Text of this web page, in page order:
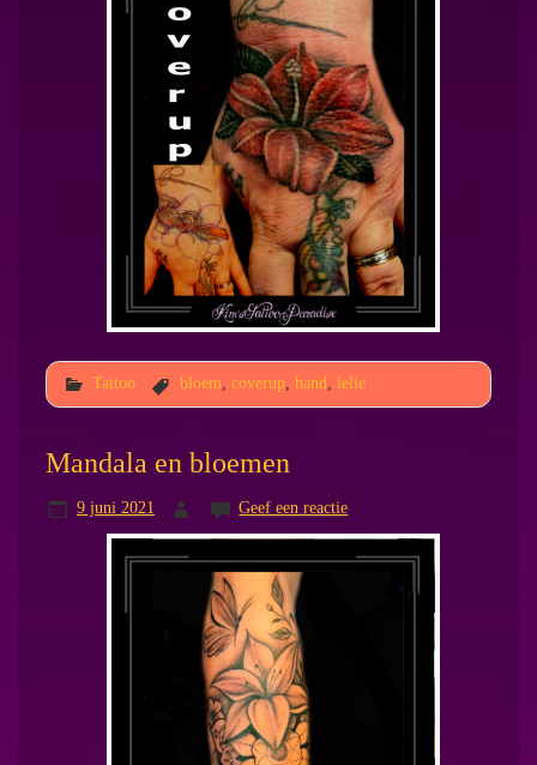
Tattoo bloem, coverup, hand, lelie
Mandala en bloemen
9 juni 2021 Geef een reactie